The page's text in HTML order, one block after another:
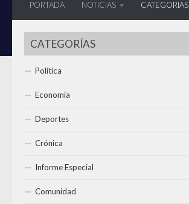
PORTADA NOTICIAS CATEGORIAS
CATEGORÍAS
Política
Economía
Deportes
Crónica
Informe Especial
Comunidad